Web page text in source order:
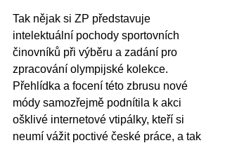
Tak nějak si ZP představuje
intelektuální pochody sportovních
činovníků při výběru a zadání pro
zpracování olympijské kolekce.
Přehlídka a focení této zbrusu nové
módy samozřejmě podnítila k akci
ošklivé internetové vtipálky, kteří si
neumí vážit poctivé české práce, a tak